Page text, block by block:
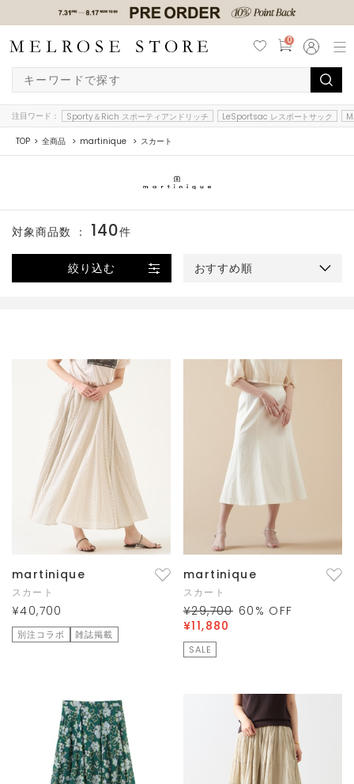
0
注目ワード： Sporty＆Rich スポーティアンドリッチ LeSportsac レスポートサック
TOP 全商品 martinique スカート
絞り込む おすすめ順
対象商品数 ： 140件
martinique
スカート
¥40,700
別注コラボ 雑誌掲載
martinique
スカート
¥29,700 60 % OFF
¥11,880
SALE